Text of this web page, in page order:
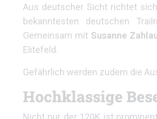
Aus deutscher Sicht richtet
bekanntesten deutschen
Gemeinsam mit Susanne
Elitefeld.
Gefährlich werden zudem die
Hochklassige
Nicht nur der 120K ist